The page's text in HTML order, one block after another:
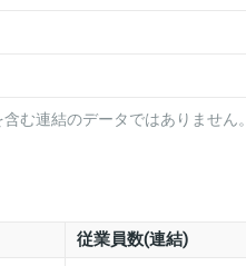
む連結のデータではありません
従業員数(連結)